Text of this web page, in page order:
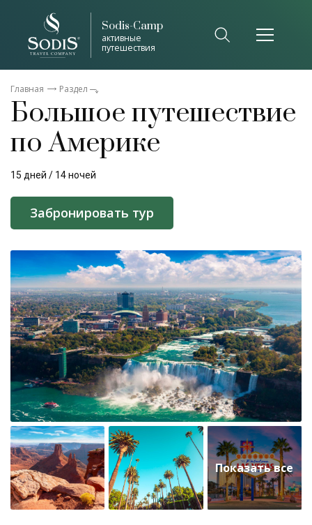
Sodis-Camp
активные
путешествия
Главная Раздел
Большое путешествие
по Америке
15 дней / 14 ночей
Забронировать тур